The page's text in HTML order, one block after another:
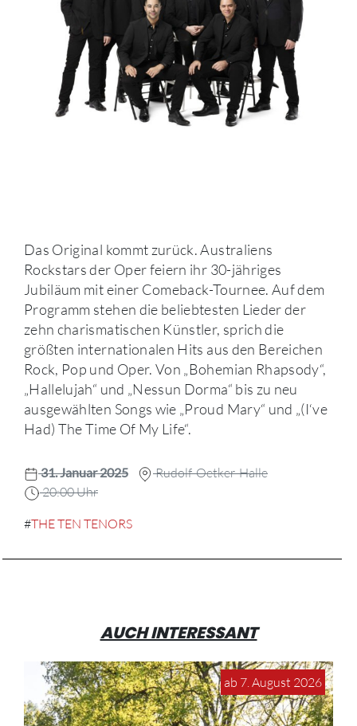
Das Original kommt zurück. Australiens
Rockstars der Oper feiern ihr 30-jähriges
Jubiläum mit einer Comeback-Tournee. Auf dem
Programm stehen die beliebtesten Lieder der
zehn charismatischen Künstler, sprich die
größten internationalen Hits aus den Bereichen
Rock, Pop und Oper. Von „Bohemian Rhapsody“,
„Hallelujah“ und „Nessun Dorma“ bis zu neu
ausgewählten Songs wie „Proud Mary“ und „(I‘ve
Had) The Time Of My Life“.
31. Januar 2025
Rudolf-Oetker-Halle
20:00 Uhr
#THE TEN TENORS
AUCH INTERESSANT
ab 7. August 2026